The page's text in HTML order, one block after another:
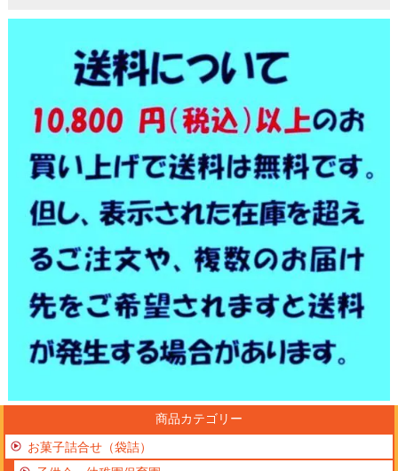
商品カテゴリー
お菓子詰合せ（袋詰）